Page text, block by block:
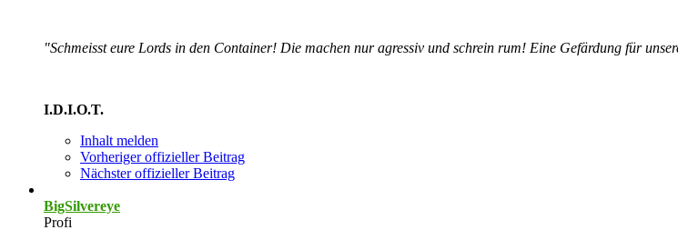
"Schmeisst eure Lords in den Container! Die machen nur agressiv und schrein rum! Eine Gefärdung für
I.D.I.O.T.
Inhalt melden
Vorheriger offizieller Beitrag
Nächster offizieller Beitrag
BigSilvereye
Profi